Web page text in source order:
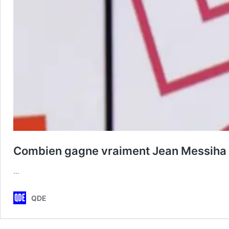
Combien gagne vraiment Jean Messiha
…
QDE